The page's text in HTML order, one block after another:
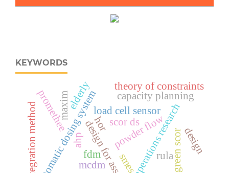
KEYWORDS
automatic dosing systemload cell sensor
powder flow
operations research
ahp
integration method mcdm
promethee
green scordesign
elderly
rula
capacity planning
theory of constraints
smes
maxim
hor scor ds
fdm